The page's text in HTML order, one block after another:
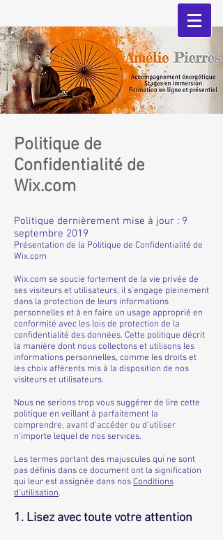
Politique de
Confidentialité de
Wix.com
Politique dernièrement mise à jour : 9
septembre 2019
Présentation de la Politique de Confidentialité de
Wix.com
Wix.com se soucie fortement de la vie privée de
ses visiteurs et utilisateurs, il s’engage pleinement
dans la protection de leurs informations
personnelles et à en faire un usage approprié en
conformité avec les lois de protection de la
confidentialité des données. Cette politique décrit
la manière dont nous collectons et utilisons les
informations personnelles, comme les droits et
les choix afférents mis à la disposition de nos
visiteurs et utilisateurs.
Nous ne serions trop vous suggérer de lire cette
politique en veillant à parfaitement la
comprendre, avant d’accéder ou d’utiliser
n'importe lequel de nos services.
Les termes portant des majuscules qui ne sont
pas définis dans ce document ont la signification
qui leur est assignée dans nosConditions
d’utilisation.
1. Lisez avec toute votre attention